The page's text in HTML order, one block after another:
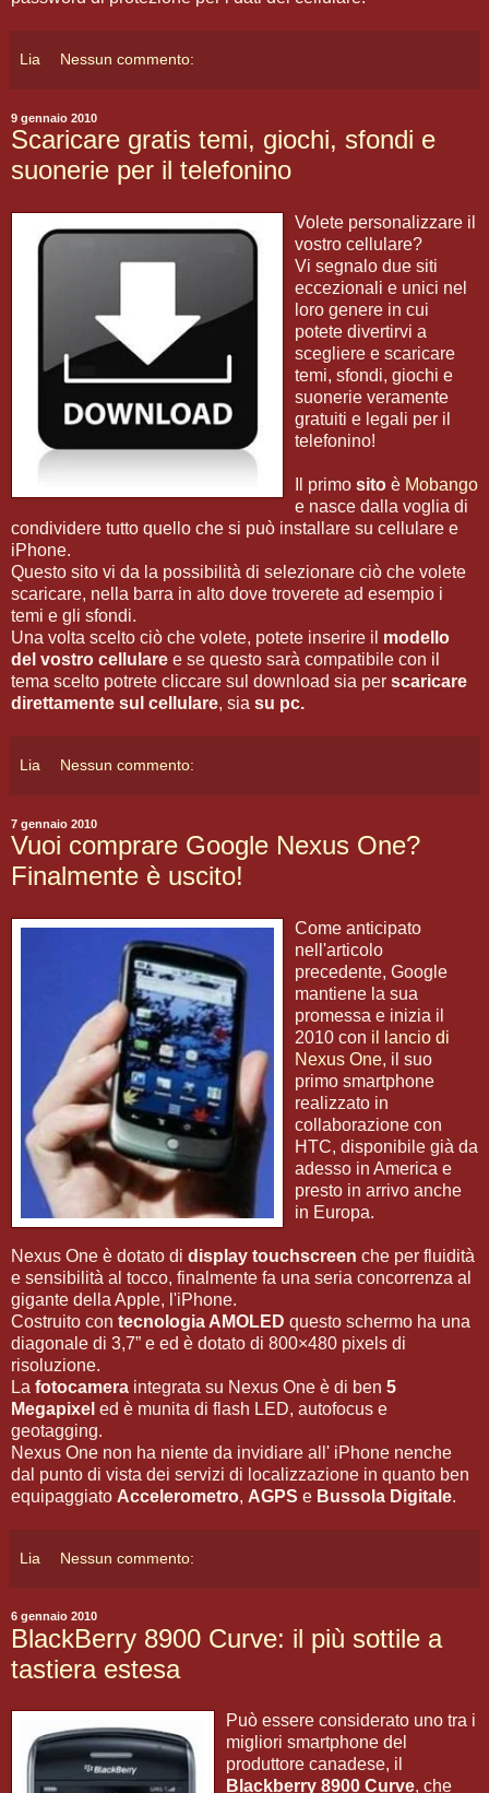
Lia Nessun commento:
9 gennaio 2010
Scaricare gratis temi, giochi, sfondi e
suonerie per il telefonino
Volete personalizzare il
vostro cellulare?
Vi segnalo due siti
eccezionali e unici nel
loro genere in cui
potete divertirvi a
scegliere e scaricare
temi, sfondi, giochi e
suonerie veramente
gratuiti e legali per il
telefonino!
Il primo sito è Mobango
e nasce dalla voglia di
condividere tutto quello che si può installare su cellulare e
iPhone.
Questo sito vi da la possibilità di selezionare ciò che volete
scaricare, nella barra in alto dove troverete ad esempio i
temi e gli sfondi.
Una volta scelto ciò che volete, potete inserire il modello
del vostro cellulare e se questo sarà compatibile con il
tema scelto potrete cliccare sul download sia per scaricare
direttamente sul cellulare, sia su pc.
Lia Nessun commento:
7 gennaio 2010
Vuoi comprare Google Nexus One?
Finalmente è uscito!
Come anticipato
nell'articolo
precedente, Google
mantiene la sua
promessa e inizia il
2010 con il lancio di
Nexus One, il suo
primo smartphone
realizzato in
collaborazione con
HTC, disponibile già da
adesso in America e
presto in arrivo anche
in Europa.
Nexus One è dotato di display touchscreen che per fluidità
e sensibilità al tocco, finalmente fa una seria concorrenza al
gigante della Apple, l'iPhone.
Costruito con tecnologia AMOLED questo schermo ha una
diagonale di 3,7” e ed è dotato di 800×480 pixels di
risoluzione.
La fotocamera integrata su Nexus One è di ben 5
Megapixel ed è munita di flash LED, autofocus e
geotagging.
Nexus One non ha niente da invidiare all' iPhone nenche
dal punto di vista dei servizi di localizzazione in quanto ben
equipaggiato Accelerometro, AGPS e Bussola Digitale.
Lia Nessun commento:
6 gennaio 2010
BlackBerry 8900 Curve: il più sottile a
tastiera estesa
Può essere considerato uno tra i
migliori smartphone del
produttore canadese, il
Blackberry 8900 Curve, che